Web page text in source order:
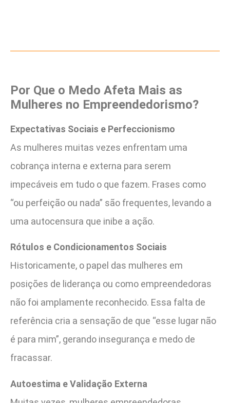
Por Que o Medo Afeta Mais as
Mulheres no Empreendedorismo?
Expectativas Sociais e Perfeccionismo
As mulheres muitas vezes enfrentam uma
cobrança interna e externa para serem
impecáveis em tudo o que fazem. Frases como
“ou perfeição ou nada” são frequentes, levando a
uma autocensura que inibe a ação.
Rótulos e Condicionamentos Sociais
Historicamente, o papel das mulheres em
posições de liderança ou como empreendedoras
não foi amplamente reconhecido. Essa falta de
referência cria a sensação de que “esse lugar não
é para mim”, gerando insegurança e medo de
fracassar.
Autoestima e Validação Externa